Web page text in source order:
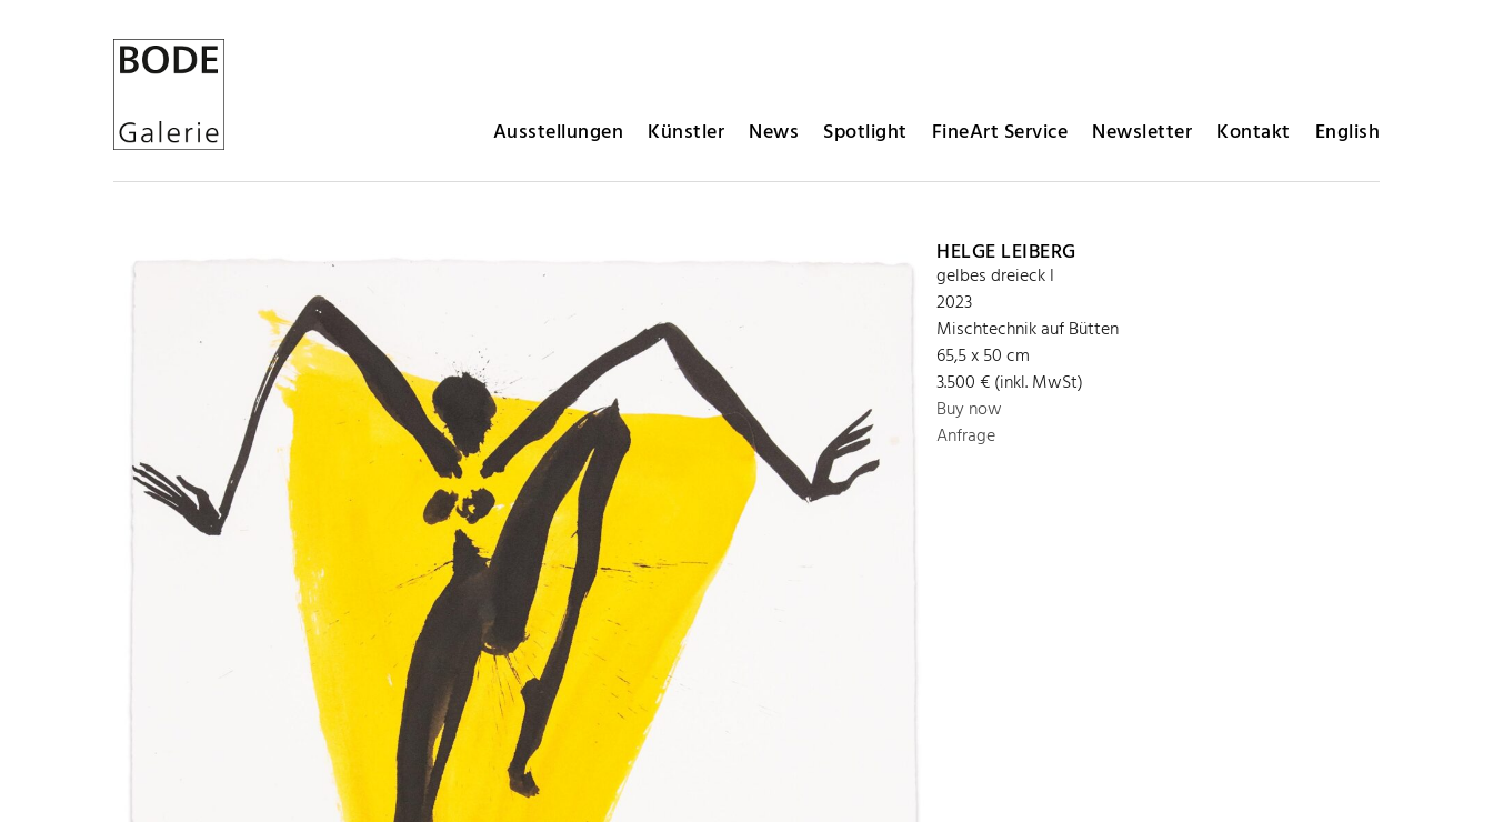
Ausstellungen Künstler News Spotlight FineArt Service Newsletter Kontakt English
HELGE LEIBERG
gelbes dreieck I
2023
Mischtechnik auf Bütten
65,5 x 50 cm
3.500 € (inkl. MwSt)
Buy now
Anfrage